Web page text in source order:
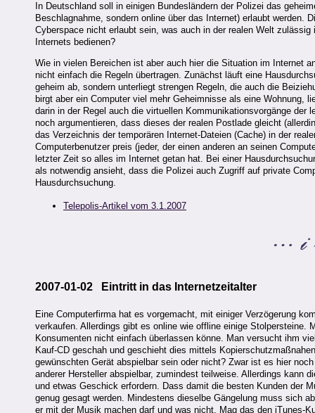
In Deutschland soll in einigen Bundesländern der Polizei das
Beschlagnahme, sondern online über das Internet) erlaubt werden.
Cyberspace nicht erlaubt sein, was auch in der realen Welt
Internets bedienen?
Wie in vielen Bereichen ist aber auch hier die Situation im Internet
nicht einfach die Regeln übertragen. Zunächst läuft eine
geheim ab, sondern unterliegt strengen Regeln, die auch die
birgt aber ein Computer viel mehr Geheimnisse als eine Wohnung,
darin in der Regel auch die virtuellen Kommunikationsvorgänge
noch argumentieren, dass dieses der realen Postlade gleicht
das Verzeichnis der temporären Internet-Dateien (Cache) in der
Computerbenutzer preis (jeder, der einen anderen an seinen
letzter Zeit so alles im Internet getan hat. Bei einer
als notwendig ansieht, dass die Polizei auch Zugriff auf private
Hausdurchsuchung.
Telepolis-Artikel vom 3.1.2007
2007-01-02 Eintritt in das Internetzeitalter
Eine Computerfirma hat es vorgemacht, mit einiger Verzögerung
verkaufen. Allerdings gibt es online wie offline einige
Konsumenten nicht einfach überlassen könne. Man versucht ihm
Kauf-CD geschah und geschieht dies mittels
gewünschten Gerät abspielbar sein oder nicht? Zwar ist es hier
anderer Hersteller abspielbar, zumindest teilweise. Allerdings kann
und etwas Geschick erfordern. Dass damit die besten Kunden der
genug gesagt werden. Mindestens dieselbe Gängelung muss sich
er mit der Musik machen darf und was nicht. Mag das den iTunes-